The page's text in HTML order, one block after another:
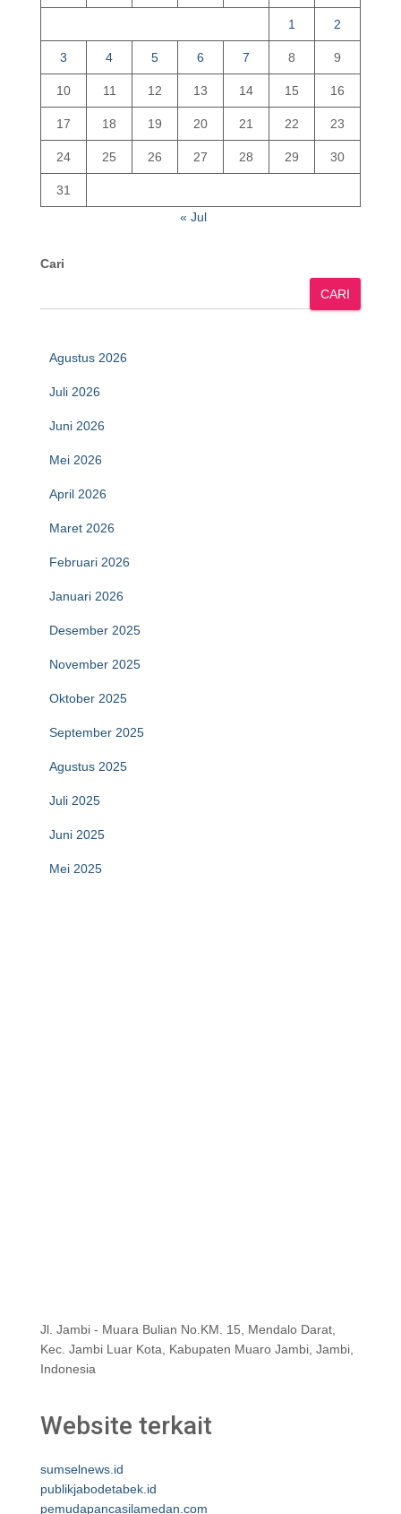
1 2
3 4 5 6 7 8 9
10 11 12 13 14 15 16
17 18 19 20 21 22 23
24 25 26 27 28 29 30
31
« Jul
Cari
CARI
Agustus 2026
Juli 2026
Juni 2026
Mei 2026
April 2026
Maret 2026
Februari 2026
Januari 2026
Desember 2025
November 2025
Oktober 2025
September 2025
Agustus 2025
Juli 2025
Juni 2025
Mei 2025
Jl. Jambi - Muara Bulian No.KM. 15, Mendalo Darat,
Kec. Jambi Luar Kota, Kabupaten Muaro Jambi, Jambi,
Indonesia
Website terkait
sumselnews.id
publikjabodetabek.id
pemudapancasilamedan.com